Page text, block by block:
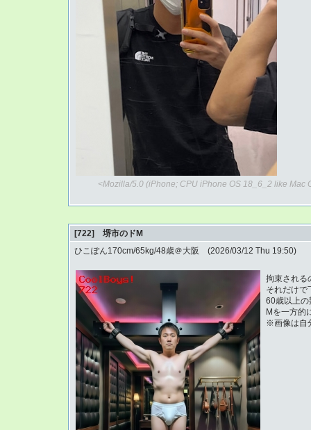
<Mozilla/5.0 (iPhone; CPU iPhone OS 18_6_2 like
[722] 堺市のドM
ひこぽん170cm/65kg/48歳＠大阪 (2026/03/12 Thu 19:50)
拘束される
それだけで
60歳以上の
Mを一方的
※画像は自